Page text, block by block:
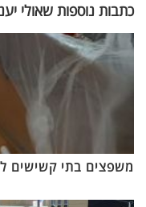
כתבות נוספות שאולי
משפצים בתי קשישים